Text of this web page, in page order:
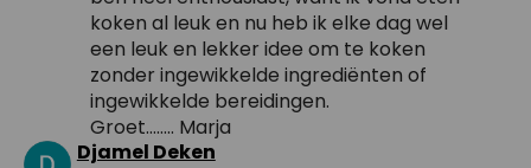
koken al leuk en nu heb ik elke dag wel
een leuk en lekker idee om te koken
zonder ingewikkelde ingrediënten of
ingewikkelde bereidingen.
Groet…….. Marja
Djamel Deken